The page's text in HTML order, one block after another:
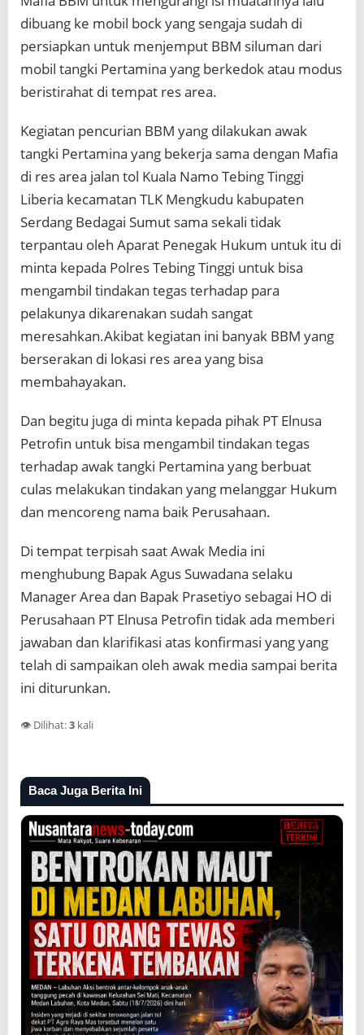
dibuang ke mobil bock yang sengaja sudah di
persiapkan untuk menjemput BBM siluman dari
mobil tangki Pertamina yang berkedok atau modus
beristirahat di tempat res area.
Kegiatan pencurian BBM yang dilakukan awak
tangki Pertamina yang bekerja sama dengan Mafia
di res area jalan tol Kuala Namo Tebing Tinggi
Liberia kecamatan TLK Mengkudu kabupaten
Serdang Bedagai Sumut sama sekali tidak
terpantau oleh Aparat Penegak Hukum untuk itu di
minta kepada Polres Tebing Tinggi untuk bisa
mengambil tindakan tegas terhadap para
pelakunya dikarenakan sudah sangat
meresahkan.Akibat kegiatan ini banyak BBM yang
berserakan di lokasi res area yang bisa
membahayakan.
Dan begitu juga di minta kepada pihak PT Elnusa
Petrofin untuk bisa mengambil tindakan tegas
terhadap awak tangki Pertamina yang berbuat
culas melakukan tindakan yang melanggar Hukum
dan mencoreng nama baik Perusahaan.
Di tempat terpisah saat Awak Media ini
menghubung Bapak Agus Suwadana selaku
Manager Area dan Bapak Prasetiyo sebagai HO di
Perusahaan PT Elnusa Petrofin tidak ada memberi
jawaban dan klarifikasi atas konfirmasi yang yang
telah di sampaikan oleh awak media sampai berita
ini diturunkan.
👁️ Dilihat:3 kali
Baca Juga Berita Ini